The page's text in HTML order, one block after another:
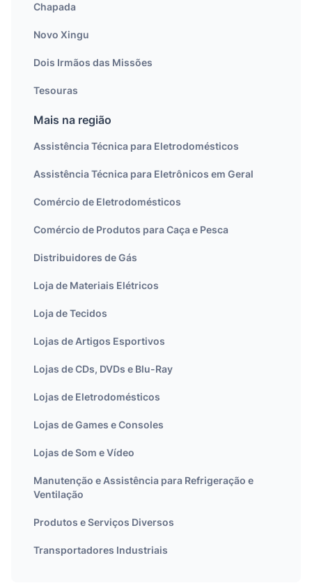
Chapada
Novo Xingu
Dois Irmãos das Missões
Tesouras
Mais na região
Assistência Técnica para Eletrodomésticos
Assistência Técnica para Eletrônicos em Geral
Comércio de Eletrodomésticos
Comércio de Produtos para Caça e Pesca
Distribuidores de Gás
Loja de Materiais Elétricos
Loja de Tecidos
Lojas de Artigos Esportivos
Lojas de CDs, DVDs e Blu-Ray
Lojas de Eletrodomésticos
Lojas de Games e Consoles
Lojas de Som e Vídeo
Manutenção e Assistência para Refrigeração e
Ventilação
Produtos e Serviços Diversos
Transportadores Industriais